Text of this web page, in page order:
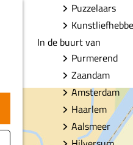
Puzzelaars
In de buurt van
Purmerend
Zaandam
Amsterdam
Haarlem
Aalsmeer